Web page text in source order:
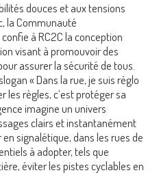
douces et aux tensions
la Communauté
à RC2C la conception
visant à promouvoir des
assurer la sécurité de tous.
« Dans la rue, je suis réglo
les règles, c’est protéger sa
imagine un univers
clairs et instantanément
signalétique, dans les rues de
à adopter, tels que
éviter les pistes cyclables en